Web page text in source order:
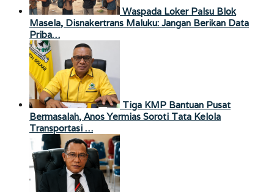
Waspada Loker Palsu Blok
Masela, Disnakertrans Maluku: Jangan Berikan Data
Priba…
Tiga KMP Bantuan Pusat
Bermasalah, Anos Yermias Soroti Tata Kelola
Transportasi …